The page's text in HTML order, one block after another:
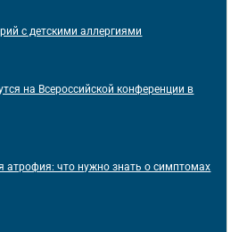
с детскими аллергиями
на Всероссийской конференции в
что нужно знать о симптомах